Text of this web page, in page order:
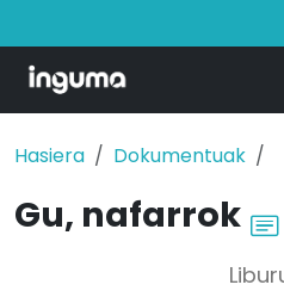
Hasiera Dokumentuak
Gu, nafarrok